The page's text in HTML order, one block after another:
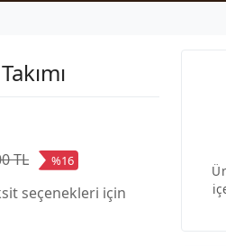
TL %16
seçenekleri için